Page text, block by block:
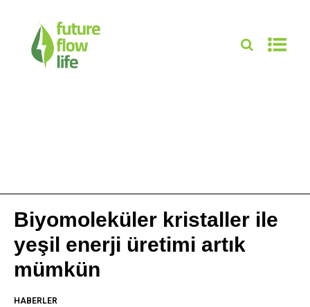
Biyomoleküler kristaller ile
yeşil enerji üretimi artık
mümkün
HABERLER